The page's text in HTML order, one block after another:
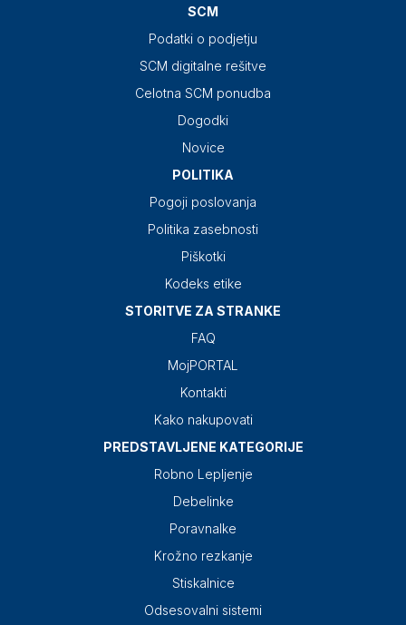
SCM
Podatki o podjetju
SCM digitalne rešitve
Celotna SCM ponudba
Dogodki
Novice
POLITIKA
Pogoji poslovanja
Politika zasebnosti
Piškotki
Kodeks etike
STORITVE ZA STRANKE
FAQ
MojPORTAL
Kontakti
Kako nakupovati
PREDSTAVLJENE KATEGORIJE
Robno Lepljenje
Debelinke
Poravnalke
Krožno rezkanje
Stiskalnice
Odsesovalni sistemi